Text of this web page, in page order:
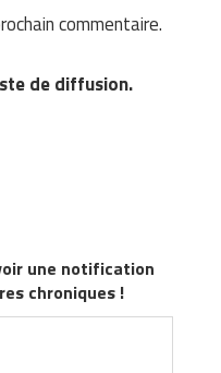
commentaire.
de diffusion.
une notification
chroniques !